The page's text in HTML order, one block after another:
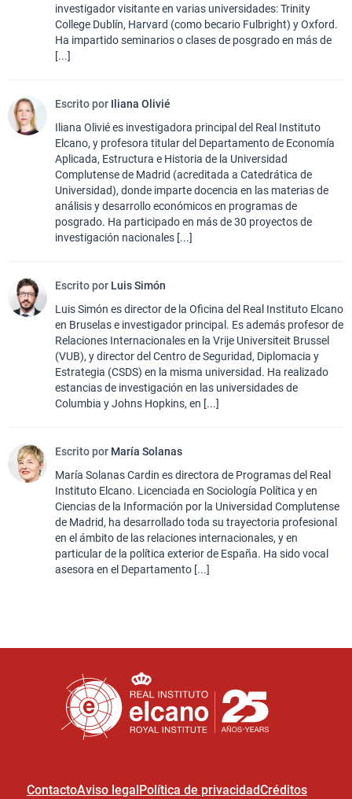
investigador visitante en varias universidades: Trinity
College Dublín, Harvard (como becario Fulbright) y Oxford.
Ha impartido seminarios o clases de posgrado en más de
[...]
Escrito por Iliana Olivié
Iliana Olivié es investigadora principal del Real Instituto
Elcano, y profesora titular del Departamento de Economía
Aplicada, Estructura e Historia de la Universidad
Complutense de Madrid (acreditada a Catedrática de
Universidad), donde imparte docencia en las materias de
análisis y desarrollo económicos en programas de
posgrado. Ha participado en más de 30 proyectos de
investigación nacionales [...]
Escrito por Luis Simón
Luis Simón es director de la Oficina del Real Instituto Elcano
en Bruselas e investigador principal. Es además profesor de
Relaciones Internacionales en la Vrije Universiteit Brussel
(VUB), y director del Centro de Seguridad, Diplomacia y
Estrategia (CSDS) en la misma universidad. Ha realizado
estancias de investigación en las universidades de
Columbia y Johns Hopkins, en [...]
Escrito por María Solanas
María Solanas Cardin es directora de Programas del Real
Instituto Elcano. Licenciada en Sociología Política y en
Ciencias de la Información por la Universidad Complutense
de Madrid, ha desarrollado toda su trayectoria profesional
en el ámbito de las relaciones internacionales, y en
particular de la política exterior de España. Ha sido vocal
asesora en el Departamento [...]
ContactoAviso legalPolítica de privacidadCréditos